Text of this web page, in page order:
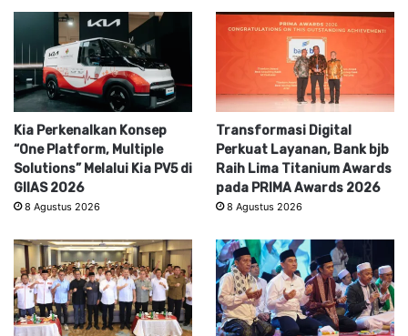
Kia Perkenalkan Konsep
“One Platform, Multiple
Solutions” Melalui Kia PV5 di
GIIAS 2026
8 Agustus 2026
Transformasi Digital
Perkuat Layanan, Bank bjb
Raih Lima Titanium Awards
pada PRIMA Awards 2026
8 Agustus 2026